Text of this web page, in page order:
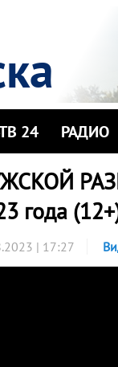
24 РАДИО
года
| 17:27